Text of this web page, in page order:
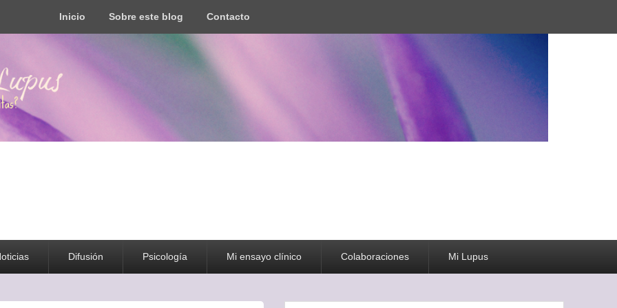
Inicio Sobre este blog Contacto
todo tipo de información y recursos
Difusión Psicología Mi ensayo clínico Colaboraciones Mi Lupus